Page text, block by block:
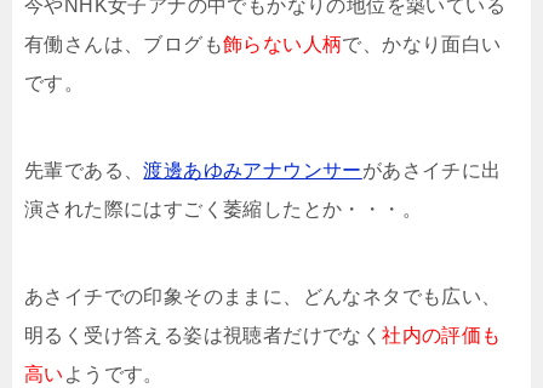
今やNHK女子アナの中でもかなりの地位を築いている
有働さんは、ブログも飾らない人柄で、かなり面白い
です。
先輩である、渡邊あゆみアナウンサーがあさイチに出
演された際にはすごく萎縮したとか・・・。
あさイチでの印象そのままに、どんなネタでも広い、
明るく受け答える姿は視聴者だけでなく社内の評価も
高い ようです。